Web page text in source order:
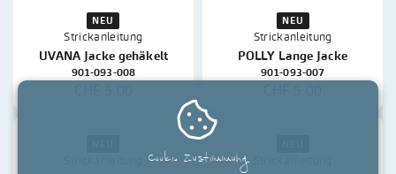
Strickanleitung
RAVENNA Pullover
901-095-003
CHF 5.00
TAWNEE Pullover Top
Down
901-095-002
CHF 6.00

Cookie Zustimmung